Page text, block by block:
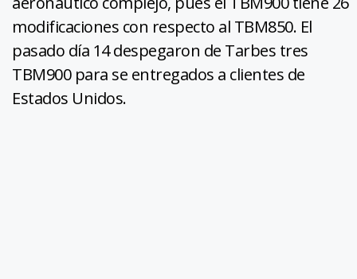
modificaciones con respecto al TBM850. El
pasado día 14 despegaron de Tarbes tres
TBM900 para se entregados a clientes de
Estados Unidos.